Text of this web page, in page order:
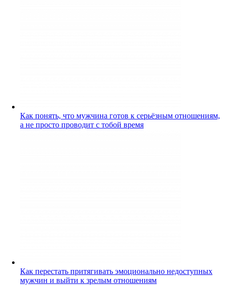
Как понять, что мужчина готов к серьёзным отношениям,
а не просто проводит с тобой время
Как перестать притягивать эмоционально недоступных
мужчин и выйти к зрелым отношениям